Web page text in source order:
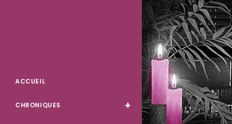
Skip
to
content
ACCUEIL
CHRONIQUES